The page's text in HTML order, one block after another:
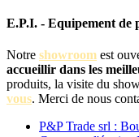
E.P.I. - Equipement de
Notre showroom est
accueillir dans les
produits, la visite du
vous. Merci de nous
P&P Trade srl :